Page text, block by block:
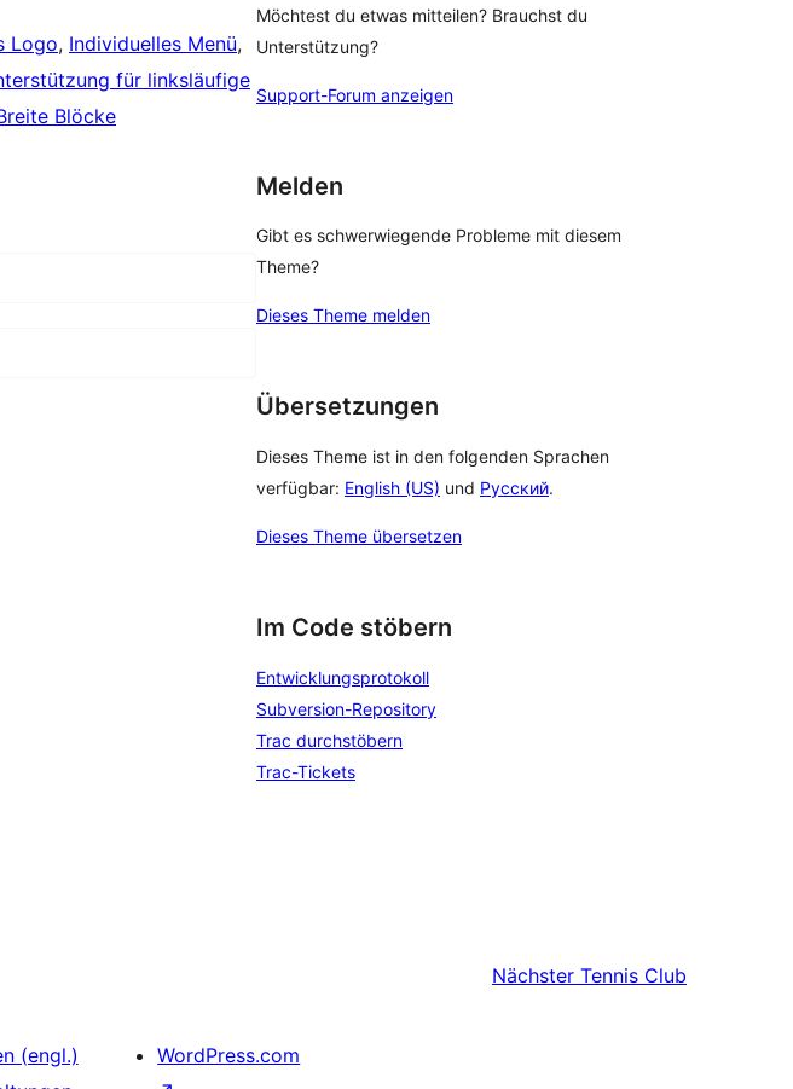
Logo, Individuelles Menü
für linksläufige
Blöcke
Möchtest du etwas mitteilen? Brauchst du
Unterstützung?
Support-Forum anzeigen
Melden
Gibt es schwerwiegende Probleme mit diesem
Theme?
Dieses Theme melden
Übersetzungen
Dieses Theme ist in den folgenden Sprachen
verfügbar: English (US) und Русский.
Dieses Theme übersetzen
Im Code stöbern
Entwicklungsprotokoll
Subversion-Repository
Trac durchstöbern
Trac-Tickets
Nächster Tennis Club
(engl.)
WordPress.com